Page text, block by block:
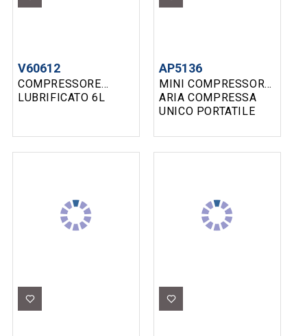
COMPRESSORE
LUBRIFICATO 6L
V60612
MINI COMPRESSORE
ARIA COMPRESSA
UNICO PORTATILE
17L/M TUBO PER
ARIA , AGO A SFERA E
AP5136